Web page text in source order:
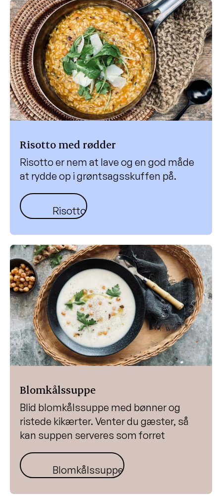
Risotto med rødder
Risotto er nem at lave og en god måde
at rydde op i grøntsagsskuffen på.
Risotto
Blomkålssuppe
Blid blomkålssuppe med bønner og
ristede kikærter. Venter du gæster, så
kan suppen serveres som forret
Blomkålssuppe